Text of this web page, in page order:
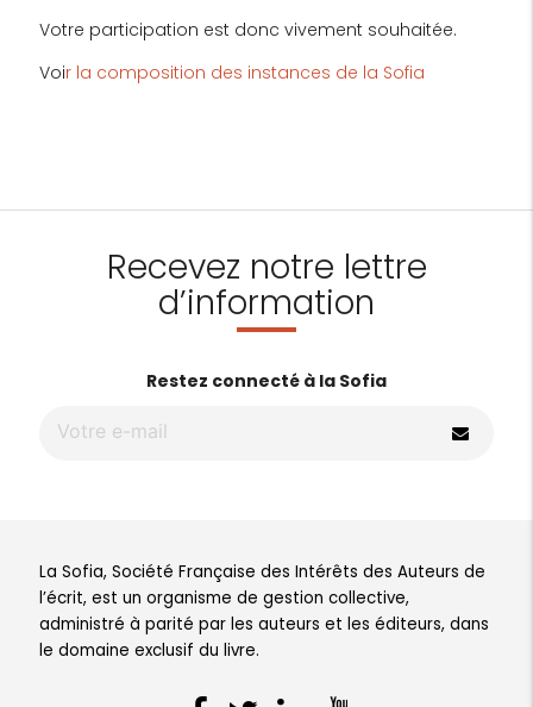
Votre participation est donc vivement souhaitée.
Voir la composition des instances de la Sofia
Recevez notre lettre
d’information
Restez connecté à la Sofia
La Sofia, Société Française des Intérêts des Auteurs de
l’écrit, est un organisme de gestion collective,
administré à parité par les auteurs et les éditeurs, dans
le domaine exclusif du livre.